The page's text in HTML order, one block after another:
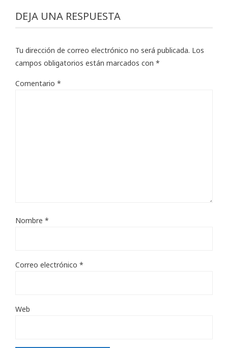
DEJA UNA RESPUESTA
Tu dirección de correo electrónico no será publicada. Los
campos obligatorios están marcados con *
Comentario *
Nombre *
Correo electrónico *
Web